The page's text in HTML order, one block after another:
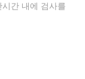
간 내에 검사를